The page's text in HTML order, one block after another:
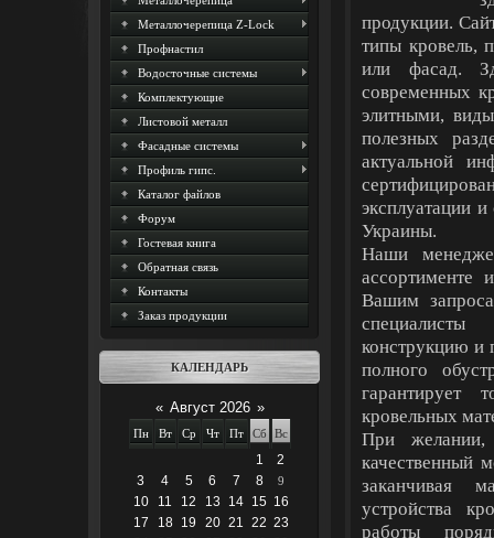
Металлочерепица Z-Lock
Профнастил
Водосточные системы
Комплектующие
Листовой металл
Фасадные системы
Профиль гипс.
Каталог файлов
Форум
Гостевая книга
Обратная связь
Контакты
Заказ продукции
КАЛЕНДАРЬ
« Август 2026 »
Пн Вт Ср Чт Пт Сб Вс
1
2
3
4 5 6 7 8 9
10 11 12 13 14 15 16
17
18 19 20 21 22 23
продукции.
типы кровель,
или фасад.
современных
элитными,
полезных
актуальной
эксплуатации
Украины.
Наши
ассортименте
Вашим
конструкцию и
полного
гарантирует
кровельных
При желании,
качественный
заканчивая
устройства
работы